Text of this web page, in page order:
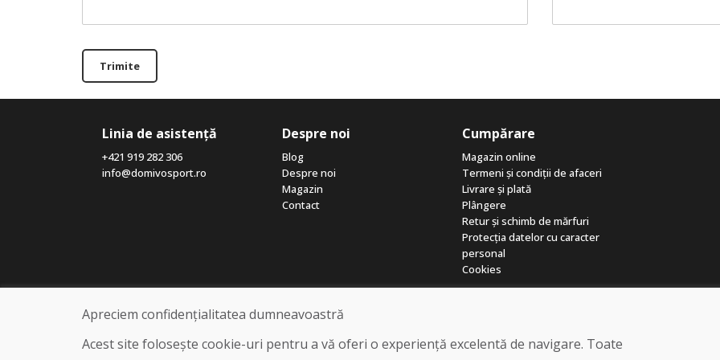
Trimite
Linia de asistență
+421 919 282 306
info@domivosport.ro
Despre noi
Blog
Despre noi
Magazin
Contact
Cumpărare
Magazin online
Termeni și condiții de afaceri
Livrare și plată
Plângere
Retur și schimb de mărfuri
Protecția datelor cu caracter
personal
Cookies
Apreciem confidențialitatea dumneavoastră
Acest site folosește cookie-uri pentru a vă oferi o experiență excelentă de navigare. Toate